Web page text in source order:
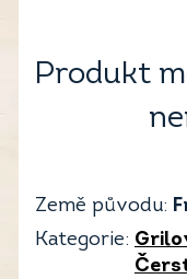
Produkt
Země původu:
Kategorie: